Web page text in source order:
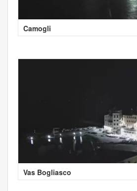
Camogli
Vas Bogliasco